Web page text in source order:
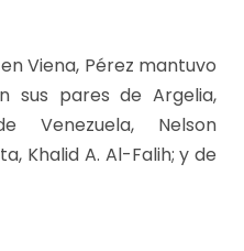
Viena, Pérez mantuvo
sus pares de Argelia,
Venezuela, Nelson
Khalid A. Al-Falih; y de